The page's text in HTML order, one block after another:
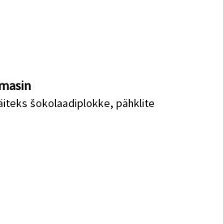
šokolaadiplokke, pähklite